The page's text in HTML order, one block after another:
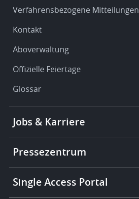
Verfahrensbezogene Mitteilungen
Kontakt
Aboverwaltung
Offizielle Feiertage
Glossar
More
links
Jobs & Karriere
Pressezentrum
Single Access Portal